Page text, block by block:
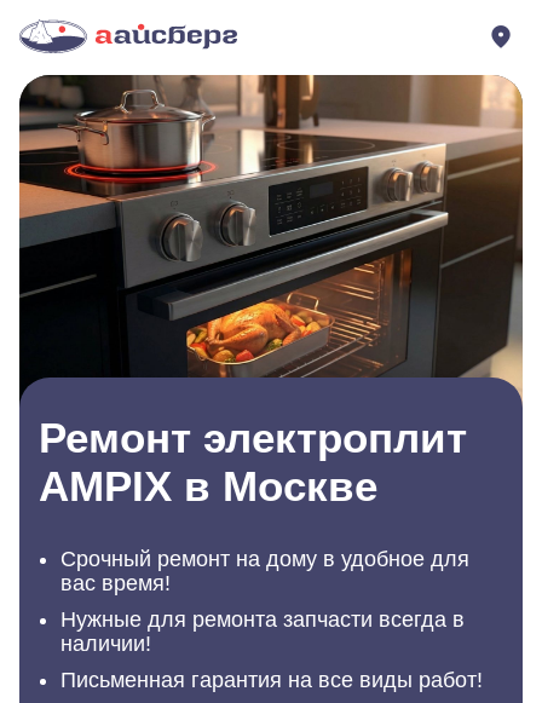
Ремонт электроплит
AMPIX в Москве
Срочный ремонт на дому в удобное для
вас время!
Нужные для ремонта запчасти всегда в
наличии!
Письменная гарантия на все виды работ!